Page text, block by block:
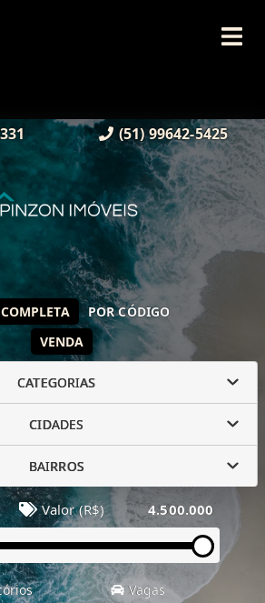
(51) 99642-5425
VENDA
POR CÓDIGO
CATEGORIAS
CIDADES
BAIRROS
Valor (R$) 4.500.000
Vagas